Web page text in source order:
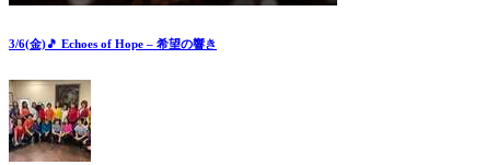
3/6(金)🎵 Echoes of Hope – 希望の響き